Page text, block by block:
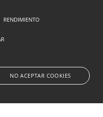
del Medi Ambient
octubre, 2025 - 12:26
RENDIMIENTO
NO ACEPTAR COOKIES